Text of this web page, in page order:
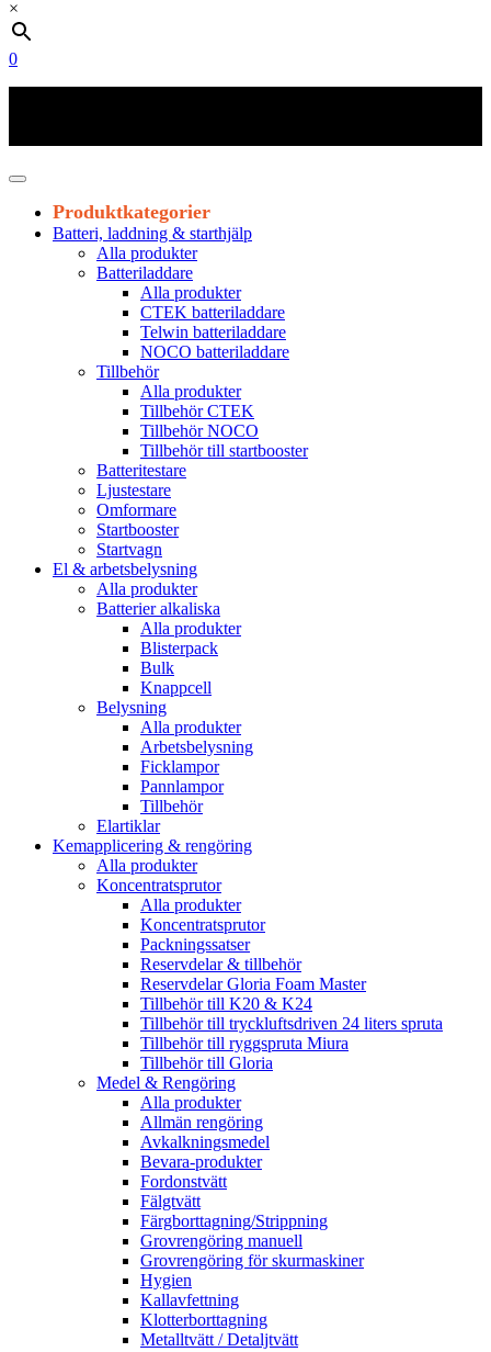
×
0
Produktkategorier
Batteri, laddning & starthjälp
Alla produkter
Batteriladdare
Alla produkter
CTEK batteriladdare
Telwin batteriladdare
NOCO batteriladdare
Tillbehör
Alla produkter
Tillbehör CTEK
Tillbehör NOCO
Tillbehör till startbooster
Batteritestare
Ljustestare
Omformare
Startbooster
Startvagn
El & arbetsbelysning
Alla produkter
Batterier alkaliska
Alla produkter
Blisterpack
Bulk
Knappcell
Belysning
Alla produkter
Arbetsbelysning
Ficklampor
Pannlampor
Tillbehör
Elartiklar
Kemapplicering & rengöring
Alla produkter
Koncentratsprutor
Alla produkter
Koncentratsprutor
Packningssatser
Reservdelar & tillbehör
Reservdelar Gloria Foam Master
Tillbehör till K20 & K24
Tillbehör till tryckluftsdriven 24 liters spruta
Tillbehör till ryggspruta Miura
Tillbehör till Gloria
Medel & Rengöring
Alla produkter
Allmän rengöring
Avkalkningsmedel
Bevara-produkter
Fordonstvätt
Fälgtvätt
Färgborttagning/Strippning
Grovrengöring manuell
Grovrengöring för skurmaskiner
Hygien
Kallavfettning
Klotterborttagning
Metalltvätt / Detaljtvätt